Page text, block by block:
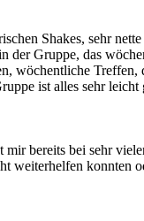
Shakes, sehr
Gruppe, das
wöchentliche Treffen,
ist alles sehr leicht
bereits bei sehr
weiterhelfen konnten